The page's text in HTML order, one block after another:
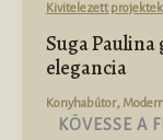
Kivitelezett projektek
Suga
elegancia
Konyhabútor,
KÖVESSE A